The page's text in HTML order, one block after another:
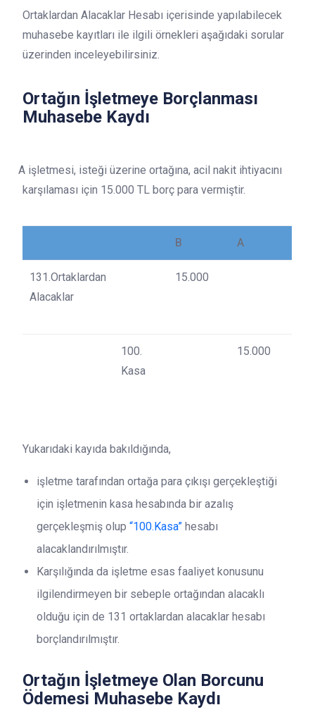
Ortaklardan Alacaklar Hesabı içerisinde yapılabilecek
muhasebe kayıtları ile ilgili örnekleri aşağıdaki sorular
üzerinden inceleyebilirsiniz.
Ortağın İşletmeye Borçlanması
Muhasebe Kaydı
A işletmesi, isteği üzerine ortağına, acil nakit ihtiyacını
karşılaması için 15.000 TL borç para vermiştir.
B A
131.Ortaklardan
Alacaklar
15.000
100.
Kasa
15.000
Yukarıdaki kayıda bakıldığında,
işletme tarafından ortağa para çıkışı gerçekleştiği
için işletmenin kasa hesabında bir azalış
gerçekleşmiş olup “100.Kasa” hesabı
alacaklandırılmıştır.
Karşılığında da işletme esas faaliyet konusunu
ilgilendirmeyen bir sebeple ortağından alacaklı
olduğu için de 131 ortaklardan alacaklar hesabı
borçlandırılmıştır.
Ortağın İşletmeye Olan Borcunu
Ödemesi Muhasebe Kaydı